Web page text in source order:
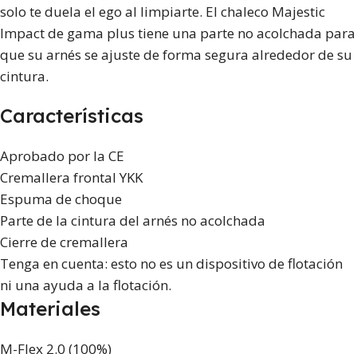
solo te duela el ego al limpiarte. El chaleco Majestic
Impact de gama plus tiene una parte no acolchada para
que su arnés se ajuste de forma segura alrededor de su
cintura.
Características
Aprobado por la CE
Cremallera frontal YKK
Espuma de choque
Parte de la cintura del arnés no acolchada
Cierre de cremallera
Tenga en cuenta: esto no es un dispositivo de flotación
ni una ayuda a la flotación.
Materiales
M-Flex 2.0 (100%)